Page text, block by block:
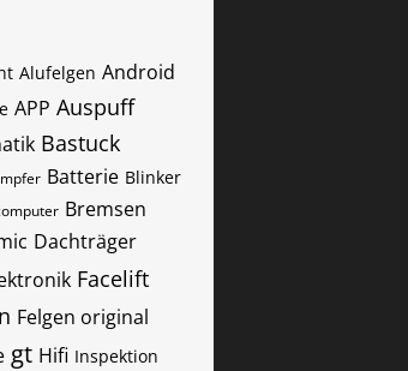
Alufelgen Android
APP Auspuff
Bastuck
Batterie Blinker
Bremsen
Dachträger
Facelift
Felgen original
gt Hifi Inspektion